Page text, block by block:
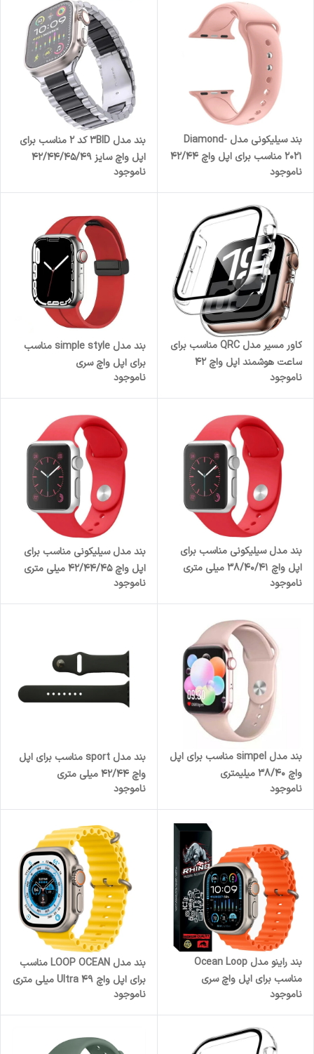
بند سیلیکونی مدل Diamond-
2021 مناسب برای اپل واچ 42/44
میلی متری
ناموجود
بند مدل 3BID کد 2 مناسب برای
اپل واچ سایز 42/44/45/49
میلی متری سری 7/8/9
ناموجود
کاور مسیر مدل QRC مناسب برای
ساعت هوشمند اپل واچ 42
محافظ صفحه نمایش
ناموجود
بند مدل simple style مناسب
برای اپل واچ سری
سایز 42/44/45/49 میلی متری
ناموجود
بند مدل سیلیکونی مناسب برای
اپل واچ 38/40/41 میلی متری
ناموجود
بند مدل سیلیکونی مناسب برای
اپل واچ 42/44/45 میلی متری
ناموجود
بند مدل simpel مناسب برای اپل
واچ 38/40 میلیمتری
ناموجود
بند مدل sport مناسب برای اپل‌
واچ 42/44 میلی متری
ناموجود
بند راینو مدل Ocean Loop
مناسب برای اپل واچ سری
سایز 42/44/45/49 میلی متری
ناموجود
بند مدل LOOP OCEAN مناسب
برای اپل واچ Ultra 49 میلی متری
ناموجود